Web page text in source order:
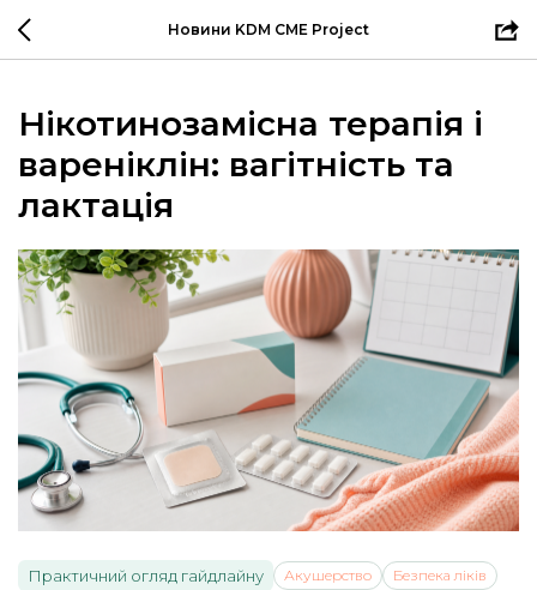
Новини KDM CME Project
Нікотинозамісна терапія і
вареніклін: вагітність та
лактація
Практичний огляд гайдлайну Акушерство
Безпека ліків